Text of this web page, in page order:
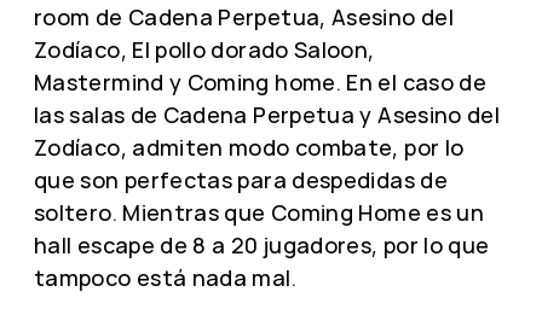
room de Cadena Perpetua, Asesino del
Zodíaco, El pollo dorado Saloon,
Mastermind y Coming home. En el caso de
las salas de Cadena Perpetua y Asesino del
Zodíaco, admiten modo combate, por lo
que son perfectas para despedidas de
soltero. Mientras que Coming Home es un
hall escape de 8 a 20 jugadores, por lo que
tampoco está nada mal.